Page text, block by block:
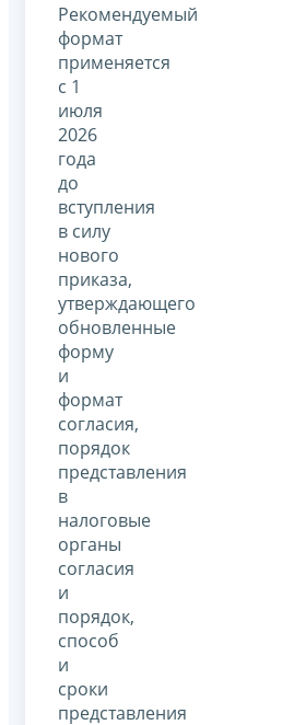
Рекомендуемый
формат
применяется
с 1
июля
2026
года
до
вступления
в силу
нового
приказа,
утверждающего
обновленные
форму
и
формат
согласия,
порядок
представления
в
налоговые
органы
согласия
и
порядок,
способ
и
сроки
представления